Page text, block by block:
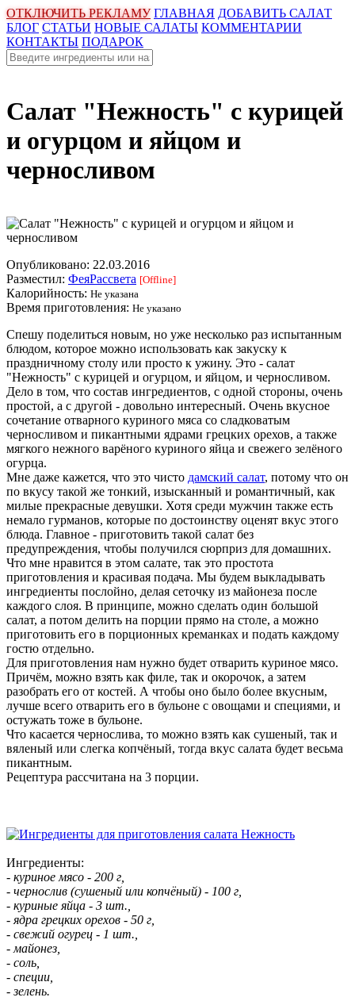
ОТКЛЮЧИТЬ РЕКЛАМУ ГЛАВНАЯ ДОБАВИТЬ САЛАТ
БЛОГ СТАТЬИ НОВЫЕ САЛАТЫ КОММЕНТАРИИ
КОНТАКТЫ ПОДАРОК
Салат "Нежность" с курицей
и огурцом и яйцом и
черносливом
Опубликовано: 22.03.2016
Разместил: ФеяРассвета [Offline]
Калорийность: Не указана
Время приготовления: Не указано
Спешу поделиться новым, но уже несколько раз испытанным
блюдом, которое можно использовать как закуску к
праздничному столу или просто к ужину. Это - салат
"Нежность" с курицей и огурцом, и яйцом, и черносливом.
Дело в том, что состав ингредиентов, с одной стороны, очень
простой, а с другой - довольно интересный. Очень вкусное
сочетание отварного куриного мяса со сладковатым
черносливом и пикантными ядрами грецких орехов, а также
мягкого нежного варёного куриного яйца и свежего зелёного
огурца.
Мне даже кажется, что это чисто дамский салат, потому что он
по вкусу такой же тонкий, изысканный и романтичный, как
милые прекрасные девушки. Хотя среди мужчин также есть
немало гурманов, которые по достоинству оценят вкус этого
блюда. Главное - приготовить такой салат без
предупреждения, чтобы получился сюрприз для домашних.
Что мне нравится в этом салате, так это простота
приготовления и красивая подача. Мы будем выкладывать
ингредиенты послойно, делая сеточку из майонеза после
каждого слоя. В принципе, можно сделать один большой
салат, а потом делить на порции прямо на столе, а можно
приготовить его в порционных креманках и подать каждому
гостю отдельно.
Для приготовления нам нужно будет отварить куриное мясо.
Причём, можно взять как филе, так и окорочок, а затем
разобрать его от костей. А чтобы оно было более вкусным,
лучше всего отварить его в бульоне с овощами и специями, и
остужать тоже в бульоне.
Что касается чернослива, то можно взять как сушеный, так и
вяленый или слегка копчёный, тогда вкус салата будет весьма
пикантным.
Рецептура рассчитана на 3 порции.
Ингредиенты:
- куриное мясо - 200 г,
- чернослив (сушеный или копчёный) - 100 г,
- куриные яйца - 3 шт.,
- ядра грецких орехов - 50 г,
- свежий огурец - 1 шт.,
- майонез,
- соль,
- специи,
- зелень.